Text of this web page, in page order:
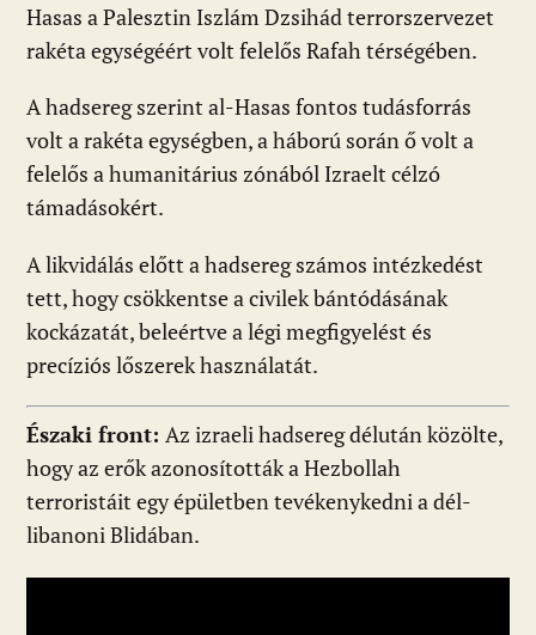
Hasas a Palesztin Iszlám Dzsihád terrorszervezet
rakéta egységéért volt felelős Rafah térségében.
A hadsereg szerint al-Hasas fontos tudásforrás
volt a rakéta egységben, a háború során ő volt a
felelős a humanitárius zónából Izraelt célzó
támadásokért.
A likvidálás előtt a hadsereg számos intézkedést
tett, hogy csökkentse a civilek bántódásának
kockázatát, beleértve a légi megfigyelést és
precíziós lőszerek használatát.
Északi front: Az izraeli hadsereg délután közölte,
hogy az erők azonosították a Hezbollah
terroristáit egy épületben tevékenykedni a dél-
libanoni Blidában.